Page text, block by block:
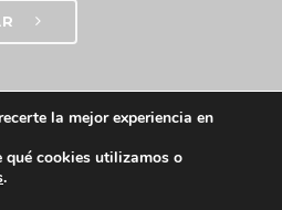
la mejor experiencia en
qué cookies utilizamos o
.